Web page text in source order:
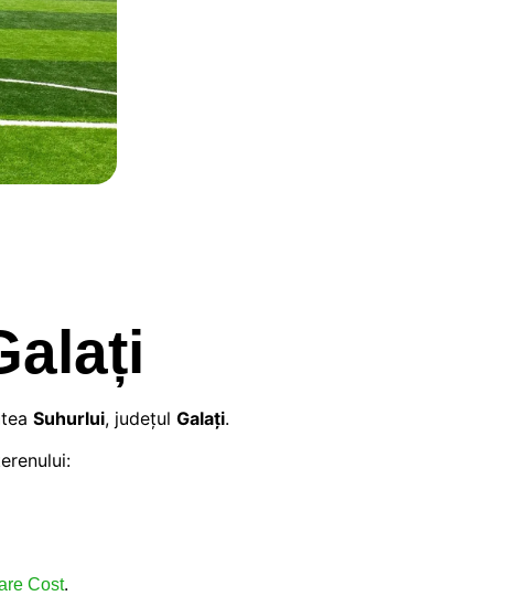
Suhurlui, judeţul Galați.
Cost.